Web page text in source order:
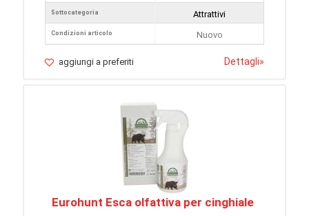
Sottocategoria
Condizioni articolo
Attrattivi
Nuovo
aggiungi a preferiti Dettagli»
Eurohunt Esca olfattiva per cinghiale